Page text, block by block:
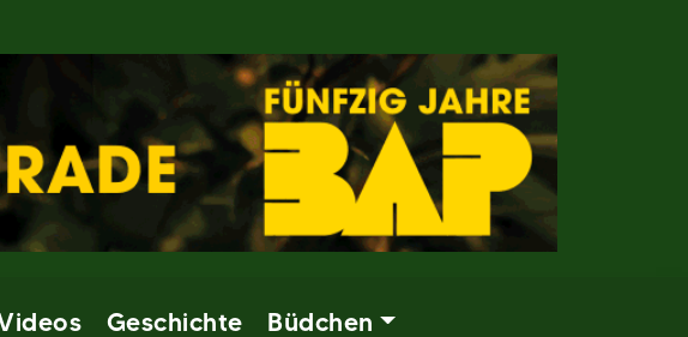
Geschichte Büdchen